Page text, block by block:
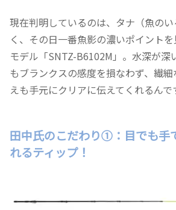
現在判明しているのは、タナ（魚の
く、その日一番魚影の濃いポイント
モデル「SNTZ-B6102M」。水深が深
もブランクスの感度を損なわず、繊
えも手元にクリアに伝えてくれるんで
田中氏のこだわり①：目でも手
れるティップ！